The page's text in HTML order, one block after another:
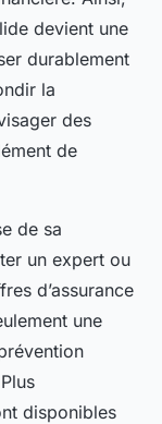
devient une
durablement
la
des
de
de sa
un expert ou
d’assurance
une
disponibles